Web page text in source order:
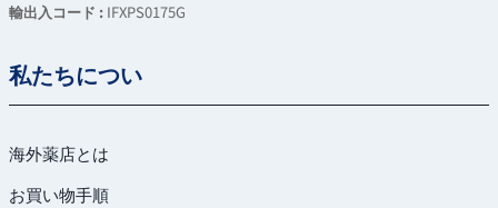
輸出入コード : IFXPS0175G
私たちについ
海外薬店とは
お買い物手順